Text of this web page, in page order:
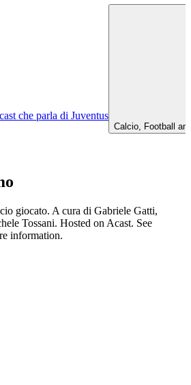
che parla di Juventus
Calcio, Football
giocato. A cura di Gabriele Gatti,
Tossani. Hosted on Acast. See
information.